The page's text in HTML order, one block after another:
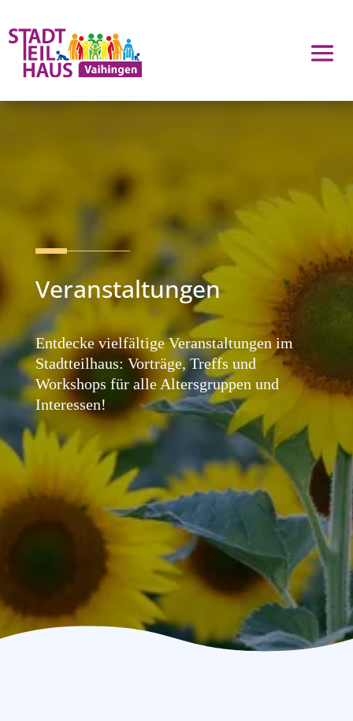
Veranstaltungen
Entdecke vielfältige Veranstaltungen im
Stadtteilhaus: Vorträge, Treffs und
Workshops für alle Altersgruppen und
Interessen!